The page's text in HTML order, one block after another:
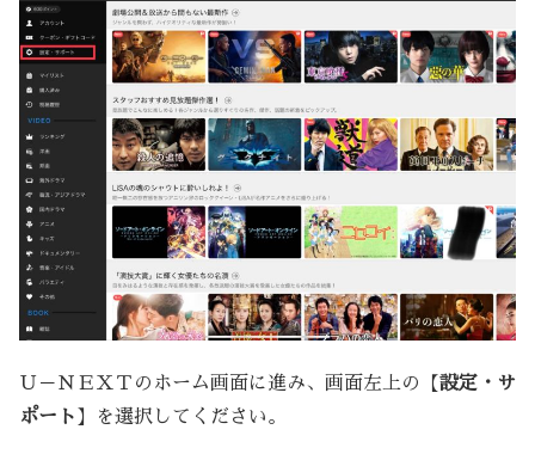
Ｕ－ＮＥＸＴのホーム画面に進み、画面左上の【設定・サ
ポート 】を選択してください。